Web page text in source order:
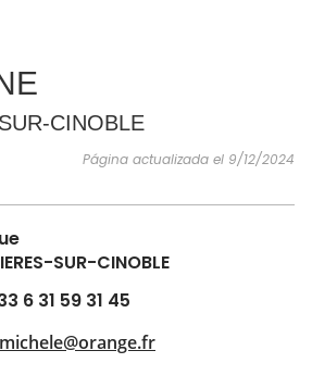
HACER
CINOBLE
Página actualizada el 9/12/2024
SUR-CINOBLE
6 31 59 31 45